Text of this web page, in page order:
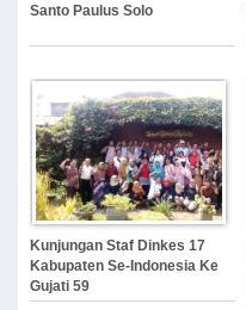
Santo Paulus Solo
Kunjungan Staf Dinkes 17
Kabupaten Se-Indonesia Ke
Gujati 59